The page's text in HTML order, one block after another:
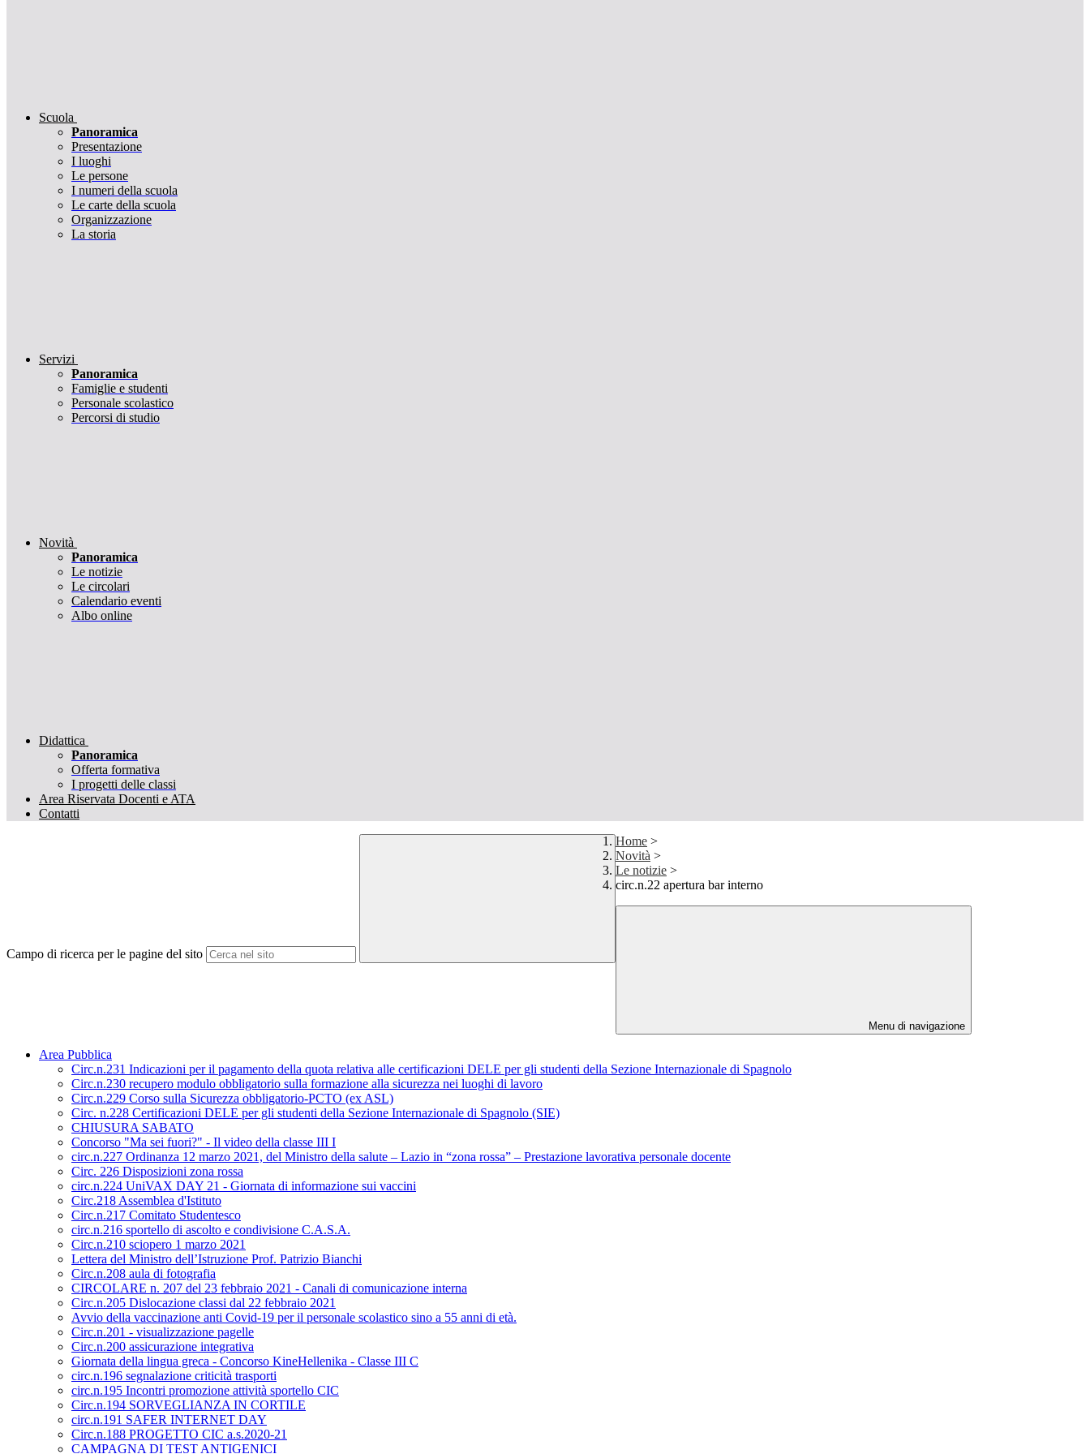
Scuola
Panoramica
Presentazione
I luoghi
Le persone
I numeri della scuola
Le carte della scuola
Organizzazione
La storia
Servizi
Panoramica
Famiglie e studenti
Personale scolastico
Percorsi di studio
Novità
Panoramica
Le notizie
Le circolari
Calendario eventi
Albo online
Didattica
Panoramica
Offerta formativa
I progetti delle classi
Area Riservata Docenti e ATA
Contatti
Campo di ricerca per le pagine del sito
Home >
Novità >
Le notizie >
circ.n.22 apertura bar interno
Menu di navigazione
Area Pubblica
Circ.n.231 Indicazioni per il pagamento della quota relativa alle certificazioni DELE per gli studenti della Sezione Internazionale di Spagnolo
Circ.n.230 recupero modulo obbligatorio sulla formazione alla sicurezza nei luoghi di lavoro
Circ.n.229 Corso sulla Sicurezza obbligatorio-PCTO (ex ASL)
Circ. n.228 Certificazioni DELE per gli studenti della Sezione Internazionale di Spagnolo (SIE)
CHIUSURA SABATO
Concorso "Ma sei fuori?" - Il video della classe III I
circ.n.227 Ordinanza 12 marzo 2021, del Ministro della salute – Lazio in “zona rossa” – Prestazione lavorativa personale docente
Circ. 226 Disposizioni zona rossa
circ.n.224 UniVAX DAY 21 - Giornata di informazione sui vaccini
Circ.218 Assemblea d'Istituto
Circ.n.217 Comitato Studentesco
circ.n.216 sportello di ascolto e condivisione C.A.S.A.
Circ.n.210 sciopero 1 marzo 2021
Lettera del Ministro dell’Istruzione Prof. Patrizio Bianchi
Circ.n.208 aula di fotografia
CIRCOLARE n. 207 del 23 febbraio 2021 - Canali di comunicazione interna
Circ.n.205 Dislocazione classi dal 22 febbraio 2021
Avvio della vaccinazione anti Covid-19 per il personale scolastico sino a 55 anni di età.
Circ.n.201 - visualizzazione pagelle
Circ.n.200 assicurazione integrativa
Giornata della lingua greca - Concorso KineHellenika - Classe III C
circ.n.196 segnalazione criticità trasporti
circ.n.195 Incontri promozione attività sportello CIC
Circ.n.194 SORVEGLIANZA IN CORTILE
circ.n.191 SAFER INTERNET DAY
Circ.n.188 PROGETTO CIC a.s.2020-21
CAMPAGNA DI TEST ANTIGENICI